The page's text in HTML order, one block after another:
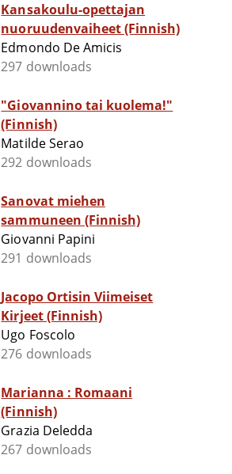
Kansakoulu-opettajan
nuoruudenvaiheet (Finnish)
Edmondo De Amicis
297 downloads
"Giovannino tai kuolema!"
(Finnish)
Matilde Serao
292 downloads
Sanovat miehen
sammuneen (Finnish)
Giovanni Papini
291 downloads
Jacopo Ortisin Viimeiset
Kirjeet (Finnish)
Ugo Foscolo
276 downloads
Marianna : Romaani
(Finnish)
Grazia Deledda
267 downloads